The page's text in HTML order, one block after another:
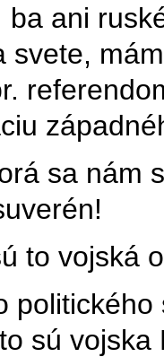
ba ani
svete,
sa nám
to vojská
sú